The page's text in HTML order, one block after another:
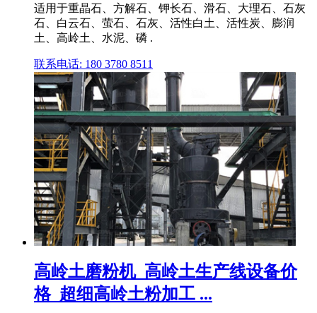
适用于重晶石、方解石、钾长石、滑石、大理石、石灰
石、白云石、萤石、石灰、活性白土、活性炭、膨润
土、高岭土、水泥、磷 .
联系电话: 180 3780 8511
高岭土磨粉机_高岭土生产线设备价
格_超细高岭土粉加工 ...